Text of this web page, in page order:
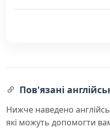
Пов'язані
Нижче наведено
які можуть допомогти